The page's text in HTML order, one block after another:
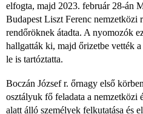
elfogta, majd 2023. február 28-án
Budapest Liszt Ferenc nemzetközi
rendőröknek átadta. A nyomozók
hallgatták ki, majd őrizetbe vették
le is tartóztatta.
Boczán József r. őrnagy első
osztályuk fő feladata a nemzetközi
alatt álló személyek felkutatása és